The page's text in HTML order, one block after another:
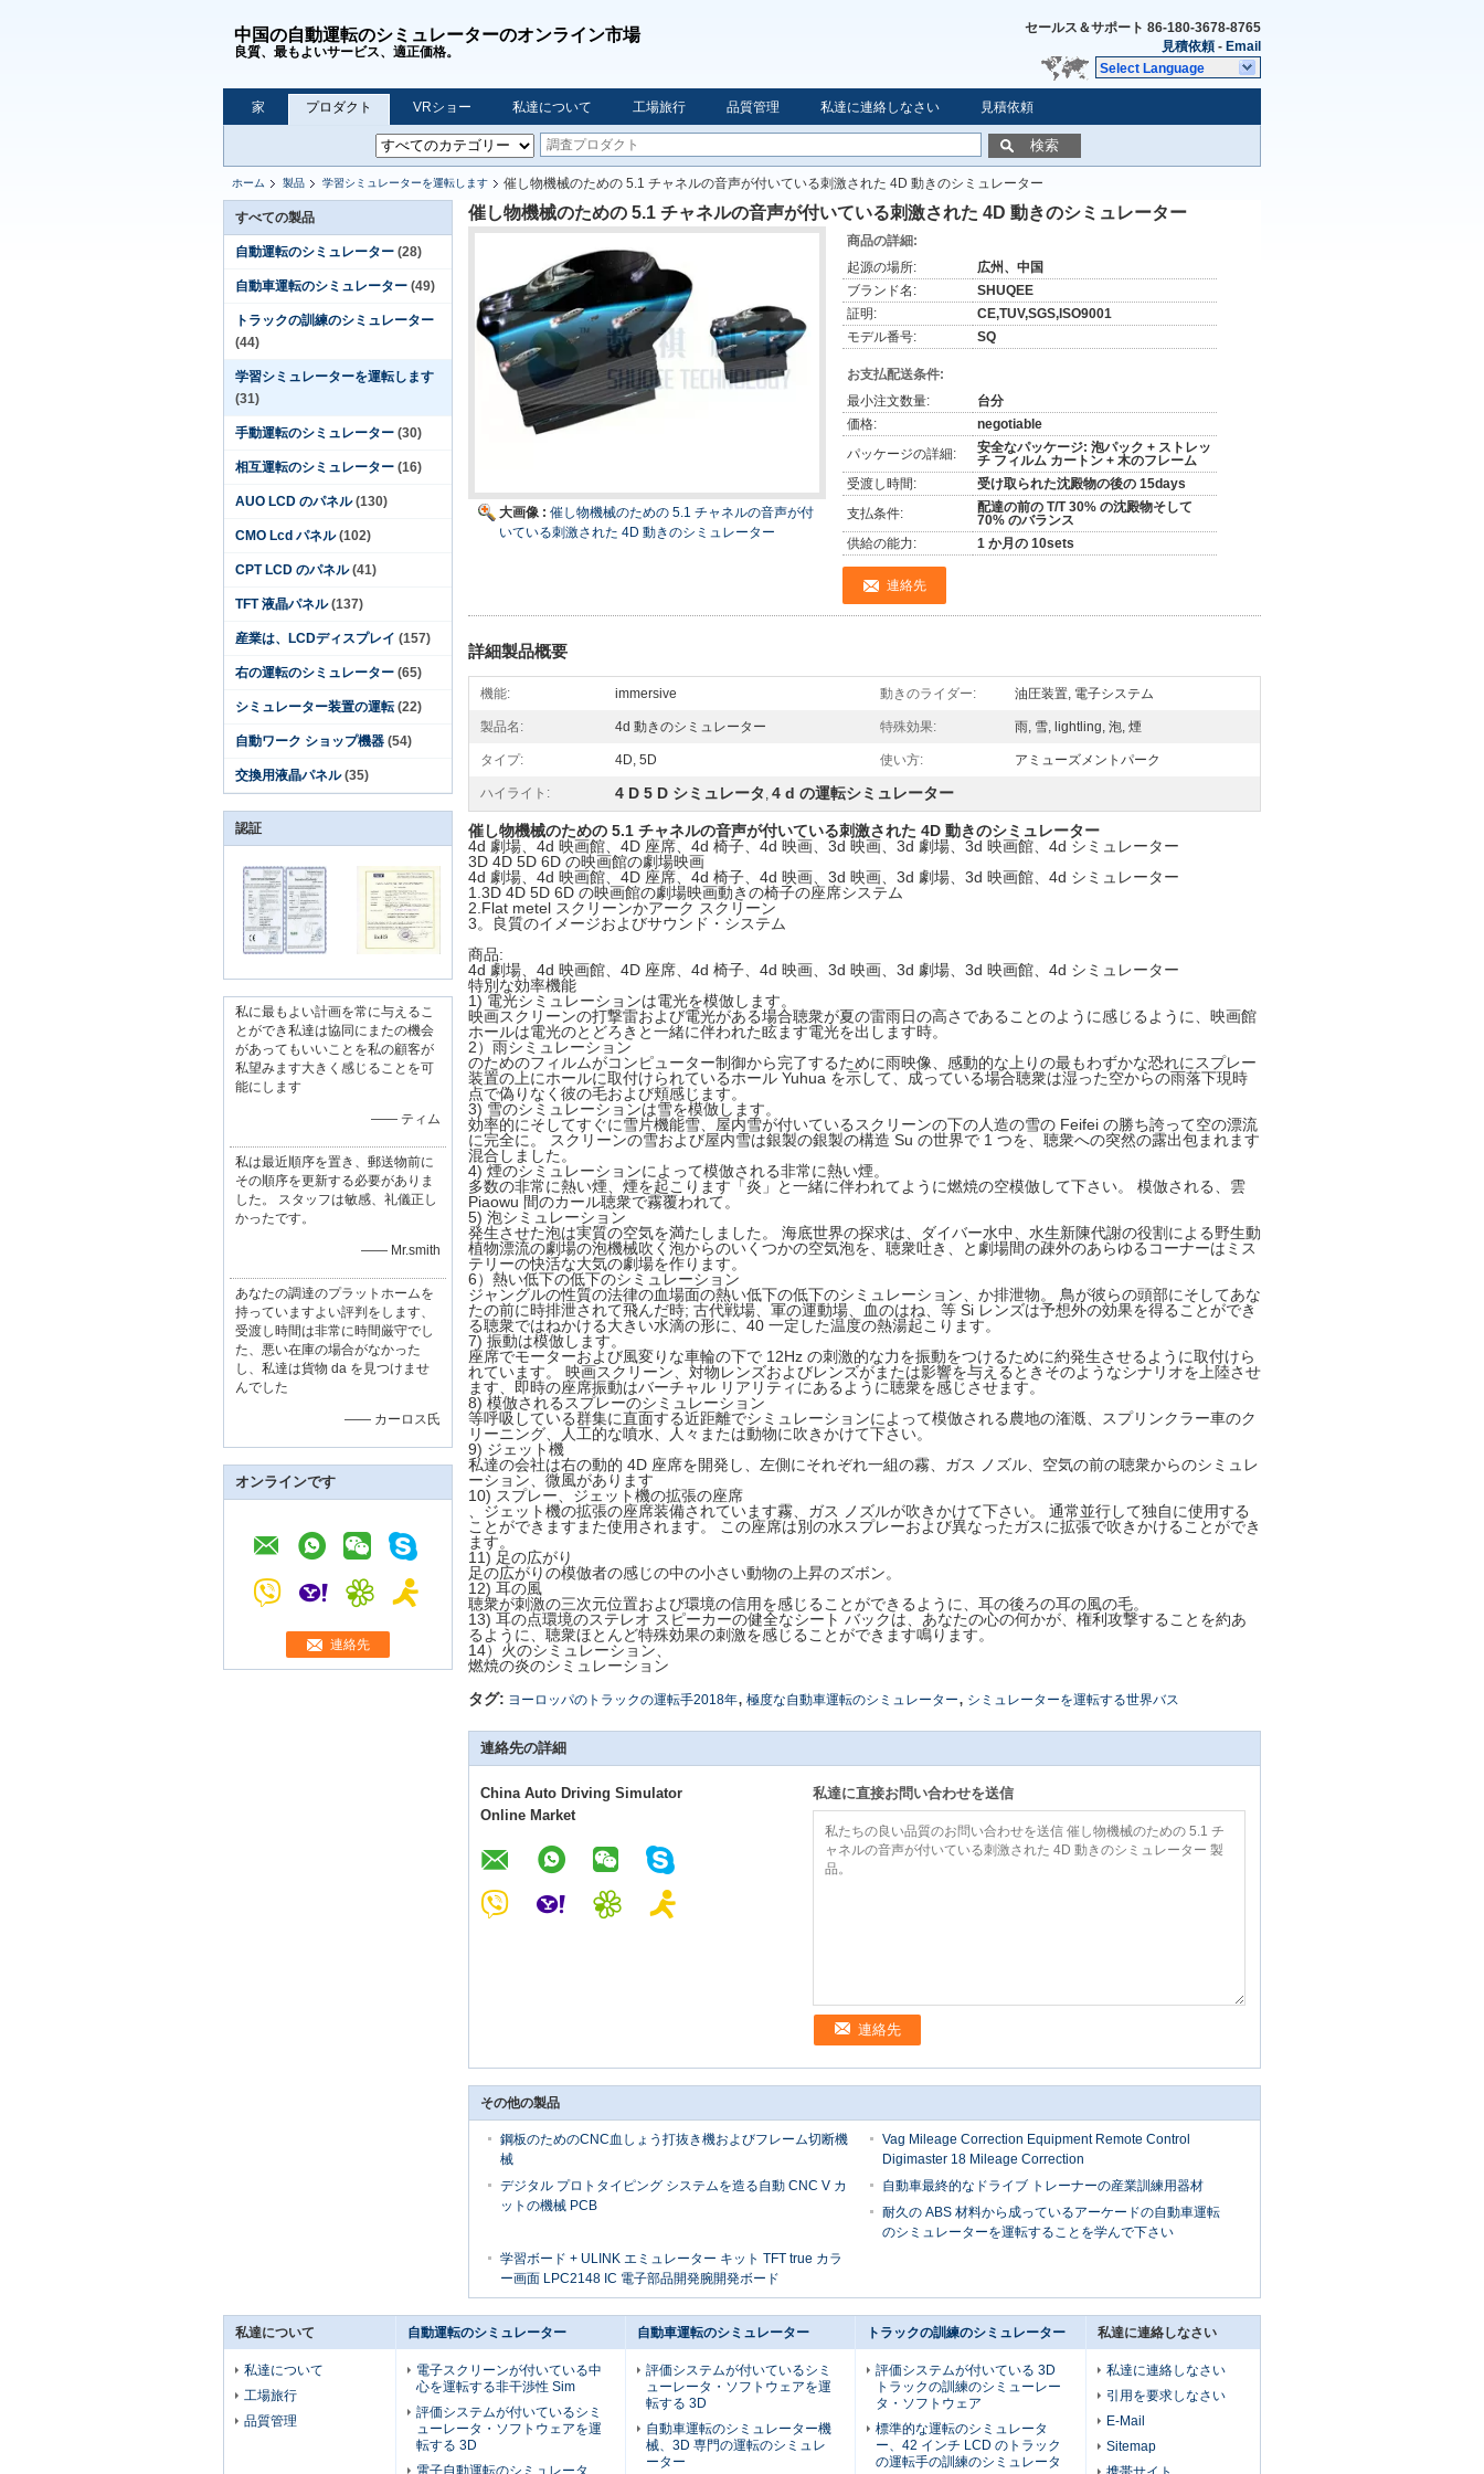
中国の自動運転のシミュレーターのオンライン市場
良質、最もよいサービス、適正価格。
セールス＆サポート 86-180-3678-8765
見積依頼 - Email
Select Language
家 プロダクト VRショー 私達について 工場旅行 品質管理 私達に連絡しなさい 見積依頼
検索
ホーム 製品 学習シミュレーターを運転します 催し物機械のための 5.1 チャネルの音声が付いている刺激された 4D 動きのシミュレーター
すべての製品
自動運転のシミュレーター (28)
自動車運転のシミュレーター (49)
トラックの訓練のシミュレーター
(44)
学習シミュレーターを運転します
(31)
手動運転のシミュレーター (30)
相互運転のシミュレーター (16)
AUO LCD のパネル (130)
CMO Lcd パネル (102)
CPT LCD のパネル (41)
TFT 液晶パネル (137)
産業は、LCDディスプレイ (157)
右の運転のシミュレーター (65)
シミュレーター装置の運転 (22)
自動ワーク ショップ機器 (54)
交換用液晶パネル (35)
認証
私に最もよい計画を常に与えるこ
とができ私達は協同にまたの機会
があってもいいことを私の顧客が
私望みます大きく感じることを可
能にします
—— ティム
私は最近順序を置き、郵送物前に
その順序を更新する必要がありま
した。 スタッフは敏感、礼儀正し
かったです。
—— Mr.smith
あなたの調達のプラットホームを
持っていますよい評判をします、
受渡し時間は非常に時間厳守でし
た、悪い在庫の場合がなかった
し、私達は貨物 da を見つけませ
んでした
—— カーロス氏
オンラインです
連絡先
催し物機械のための 5.1 チャネルの音声が付いている刺激された 4D 動きのシミュレーター
大画像 : 催し物機械のための 5.1 チャネルの音声が付
いている刺激された 4D 動きのシミュレーター
商品の詳細:
起源の場所:
広州、中国
ブランド名:
SHUQEE
証明:
CE,TUV,SGS,ISO9001
モデル番号:
SQ
お支払配送条件:
最小注文数量:
台分
価格:
negotiable
パッケージの詳細:
安全なパッケージ: 泡パック + ストレッ
チ フィルム カートン + 木のフレーム
受渡し時間:
受け取られた沈殿物の後の 15days
支払条件:
配達の前の T/T 30% の沈殿物そして
70% のバランス
供給の能力:
1 か月の 10sets
連絡先
詳細製品概要
機能: immersive 動きのライダー: 油圧装置, 電子システム
製品名: 4d 動きのシミュレーター 特殊効果: 雨, 雪, lightling, 泡, 煙
タイプ: 4D, 5D 使い方: アミューズメントパーク
ハイライト: 4 D 5 D シミュレータ , 4 d の運転シミュレーター
催し物機械のための 5.1 チャネルの音声が付いている刺激された 4D 動きのシミュレーター
4d 劇場、4d 映画館、4D 座席、4d 椅子、4d 映画、3d 映画、3d 劇場、3d 映画館、4d シミュレーター
3D 4D 5D 6D の映画館の劇場映画
4d 劇場、4d 映画館、4D 座席、4d 椅子、4d 映画、3d 映画、3d 劇場、3d 映画館、4d シミュレーター
1.3D 4D 5D 6D の映画館の劇場映画動きの椅子の座席システム
2.Flat metel スクリーンかアーク スクリーン
3。良質のイメージおよびサウンド・システム
商品:
4d 劇場、4d 映画館、4D 座席、4d 椅子、4d 映画、3d 映画、3d 劇場、3d 映画館、4d シミュレーター
特別な効率機能
1) 電光シミュレーションは電光を模倣します。
映画スクリーンの打撃雷および電光がある場合聴衆が夏の雷雨日の高さであることのように感じるように、映画館
ホールは電光のとどろきと一緒に伴われた眩ます電光を出します時。
2）雨シミュレーション
のためのフィルムがコンピューター制御から完了するために雨映像、感動的な上りの最もわずかな恐れにスプレー
装置の上にホールに取付けられているホール Yuhua を示して、成っている場合聴衆は湿った空からの雨落下現時
点で偽りなく彼の毛および頬感じます。
3) 雪のシミュレーションは雪を模倣します。
効率的にそしてすぐに雪片機能雪、屋内雪が付いているスクリーンの下の人造の雪の Feifei の勝ち誇って空の漂流
に完全に。 スクリーンの雪および屋内雪は銀製の銀製の構造 Su の世界で 1 つを、聴衆への突然の露出包まれます
混合しました。
4) 煙のシミュレーションによって模倣される非常に熱い煙。
多数の非常に熱い煙、煙を起こります「炎」と一緒に伴われてように燃焼の空模倣して下さい。 模倣される、雲
Piaowu 間のカール聴衆で霧覆われて。
5) 泡シミュレーション
発生させた泡は実質の空気を満たしました。 海底世界の探求は、ダイバー水中、水生新陳代謝の役割による野生動
植物漂流の劇場の泡機械吹く泡からのいくつかの空気泡を、聴衆吐き、と劇場間の疎外のあらゆるコーナーはミス
テリーの快活な大気の劇場を作ります。
6）熱い低下の低下のシミュレーション
ジャングルの性質の法律の血場面の熱い低下の低下のシミュレーション、か排泄物。 鳥が彼らの頭部にそしてあな
たの前に時排泄されて飛んだ時; 古代戦場、軍の運動場、血のはね、等 Si レンズは予想外の効果を得ることができ
る聴衆ではねかける大きい水滴の形に、40 一定した温度の熱湯起こります。
7) 振動は模倣します。
座席でモーターおよび風変りな車輪の下で 12Hz の刺激的な力を振動をつけるために約発生させるように取付けら
れています。 映画スクリーン、対物レンズおよびレンズがまたは影響を与えるときそのようなシナリオを上陸させ
ます、即時の座席振動はバーチャル リアリティにあるように聴衆を感じさせます。
8) 模倣されるスプレーのシミュレーション
等呼吸している群集に直面する近距離でシミュレーションによって模倣される農地の潅漑、スプリンクラー車のク
リーニング、人工的な噴水、人々または動物に吹きかけて下さい。
9) ジェット機
私達の会社は右の動的 4D 座席を開発し、左側にそれぞれ一組の霧、ガス ノズル、空気の前の聴衆からのシミュレ
ーション、微風があります
10) スプレー、ジェット機の拡張の座席
、ジェット機の拡張の座席装備されています霧、ガス ノズルが吹きかけて下さい。 通常並行して独自に使用する
ことができますまた使用されます。 この座席は別の水スプレーおよび異なったガスに拡張で吹きかけることができ
ます。
11) 足の広がり
足の広がりの模倣者の感じの中の小さい動物の上昇のズボン。
12) 耳の風
聴衆が刺激の三次元位置および環境の信用を感じることができるように、耳の後ろの耳の風の毛。
13) 耳の点環境のステレオ スピーカーの健全なシート バックは、あなたの心の何かが、権利攻撃することを約あ
るように、聴衆ほとんど特殊効果の刺激を感じることができます鳴ります。
14）火のシミュレーション、
燃焼の炎のシミュレーション
タグ: ヨーロッパのトラックの運転手2018年, 極度な自動車運転のシミュレーター, シミュレーターを運転する世界バス
連絡先の詳細
China Auto Driving Simulator
Online Market
私達に直接お問い合わせを送信
連絡先
その他の製品
鋼板のためのCNC血しょう打抜き機およびフレーム切断機
械
Vag Mileage Correction Equipment Remote Control
Digimaster 18 Mileage Correction
デジタル プロトタイピング システムを造る自動 CNC V カ
ットの機械 PCB
自動車最終的なドライブ トレーナーの産業訓練用器材
耐久の ABS 材料から成っているアーケードの自動車運転
のシミュレーターを運転することを学んで下さい
学習ボード + ULINK エミュレーター キット TFT true カラ
ー画面 LPC2148 IC 電子部品開発腕開発ボード
私達について
私達について
工場旅行
品質管理
自動運転のシミュレーター
電子スクリーンが付いている中
心を運転する非干渉性 Sim
評価システムが付いているシミ
ューレータ・ソフトウェアを運
転する 3D
電子自動運転のシミュレータ
自動車運転のシミュレーター
評価システムが付いているシミ
ューレータ・ソフトウェアを運
転する 3D
自動車運転のシミュレーター機
械、3D 専門の運転のシミュレ
ーター
トラックの訓練のシミュレーター
評価システムが付いている 3D
トラックの訓練のシミューレー
タ・ソフトウェア
標準的な運転のシミュレータ
ー、42 インチ LCD のトラック
の運転手の訓練のシミュレータ
私達に連絡しなさい
私達に連絡しなさい
引用を要求しなさい
E-Mail
Sitemap